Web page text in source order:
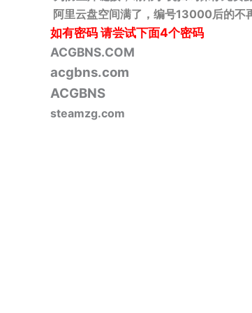
阿里云盘空间满了，编号13000后的不
如有密码请尝试下面4个密码
ACGBNS.COM
acgbns.com
ACGBNS
steamzg.com